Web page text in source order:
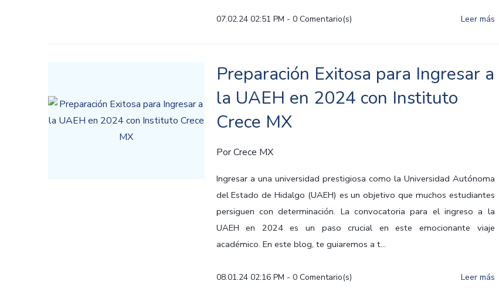
07.02.24 02:51 PM - 0Comentario(s) Leer más
Preparación Exitosa para Ingresar a
la UAEH en 2024 con Instituto
Crece MX
PorCrece MX
Ingresar a una universidad prestigiosa como la Universidad Autónoma
del Estado de Hidalgo (UAEH) es un objetivo que muchos estudiantes
persiguen con determinación. La convocatoria para el ingreso a la
UAEH en 2024 es un paso crucial en este emocionante viaje
académico. En este blog, te guiaremos a t...
08.01.24 02:16 PM - 0Comentario(s) Leer más